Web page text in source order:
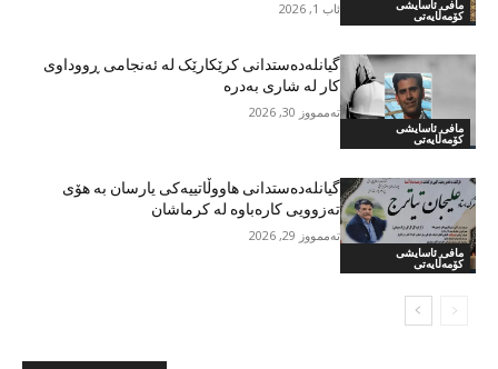
مافی ئاسایشی
کۆمەڵایەتی ئاب 1, 2026
مافی ئاسایشی
کۆمەڵایەتی
گیانلەدەستدانی کرێکارێک لە ئەنجامی ڕووداوی
کار لە شاری بەدرە
تەممووز 30, 2026
مافی ئاسایشی
کۆمەڵایەتی
گیانلەدەستدانی هاووڵاتییەکی یارسان بە هۆی
تەزوویی کارەباوە لە کرماشان
تەممووز 29, 2026